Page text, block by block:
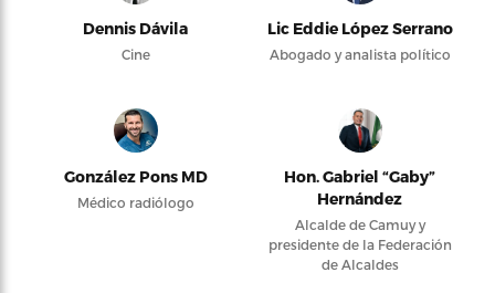
Dennis Dávila
Cine
Lic Eddie López Serrano
Abogado y analista político
González Pons MD
Médico radiólogo
Hon. Gabriel “Gaby”
Hernández
Alcalde de Camuy y
presidente de la Federación
de Alcaldes